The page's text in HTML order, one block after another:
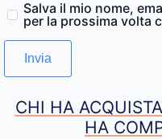
Salva il mio nome,
per la prossima volta
CHI HA
HA